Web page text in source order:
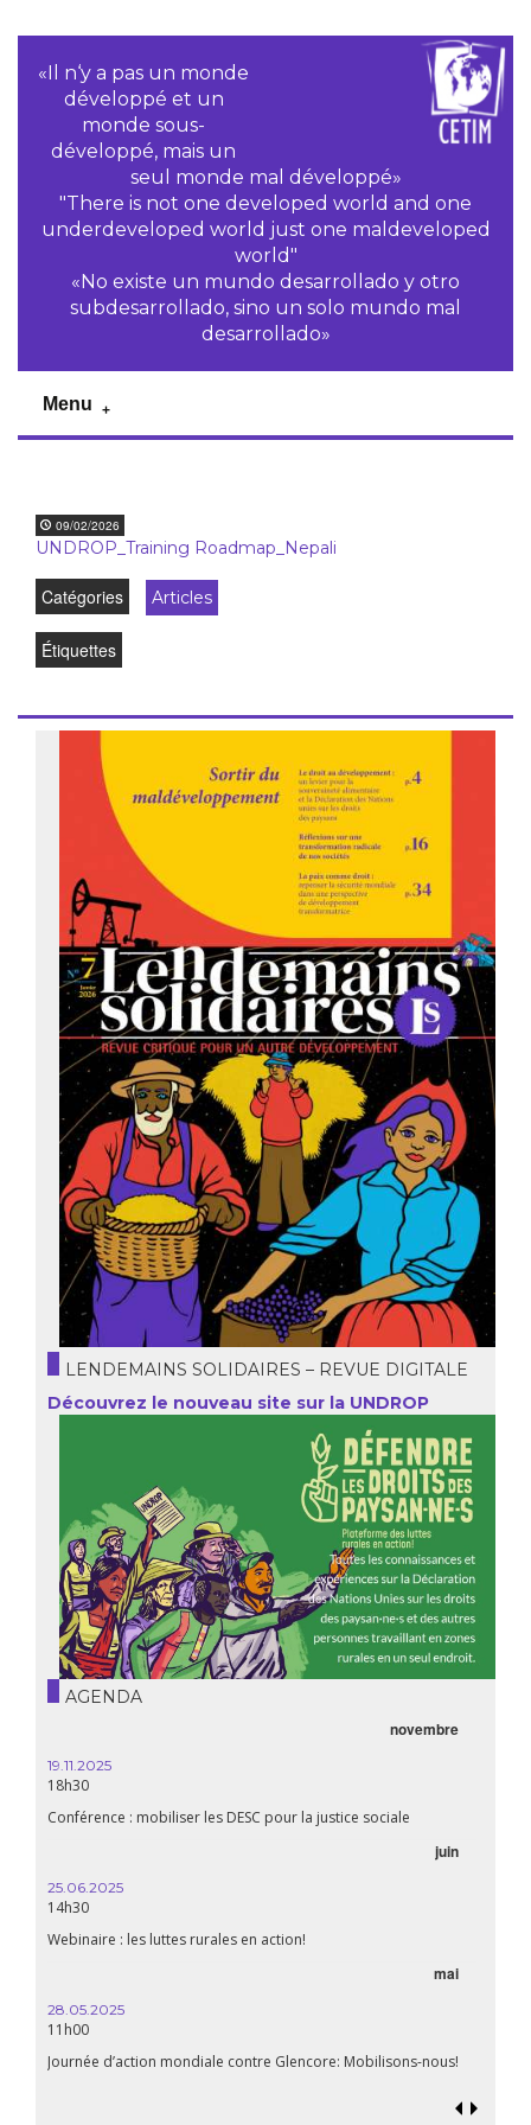
«Il n‘y a pas un monde
développé et un
monde sous-
développé, mais un
seul monde mal développé»
"There is not one developed world and one
underdeveloped world just one maldeveloped
world"
«No existe un mundo desarrollado y otro
subdesarrollado, sino un solo mundo mal
desarrollado»
Menu
09/02/2026
UNDROP_Training Roadmap_Nepali
Catégories Articles
Étiquettes
LENDEMAINS SOLIDAIRES – REVUE DIGITALE
Découvrez le nouveau site sur la UNDROP
AGENDA
novembre
19.11.2025
18h30
Conférence : mobiliser les DESC pour la justice sociale
juin
25.06.2025
14h30
Webinaire : les luttes rurales en action!
mai
28.05.2025
11h00
Journée d’action mondiale contre Glencore: Mobilisons-nous!